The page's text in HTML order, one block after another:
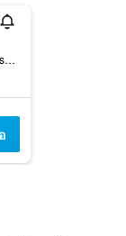
No 616 Xixi Road Xihu Distri, หางโจว, จีน